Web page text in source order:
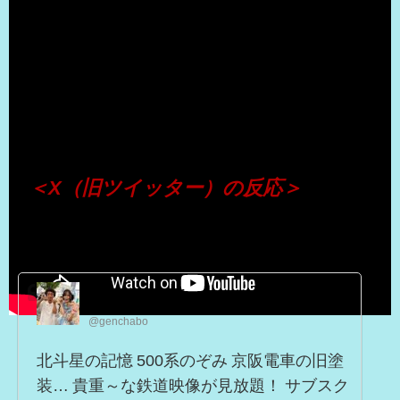
＜X（旧ツイッター）の反応＞
nagasawa hajime
@genchabo
北斗星の記憶 500系のぞみ 京阪電車の旧塗
装… 貴重～な鉄道映像が見放題！ サブスク